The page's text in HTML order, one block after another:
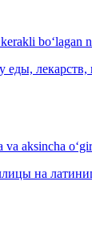
bo‘lagan
лекарств,
aksincha
на